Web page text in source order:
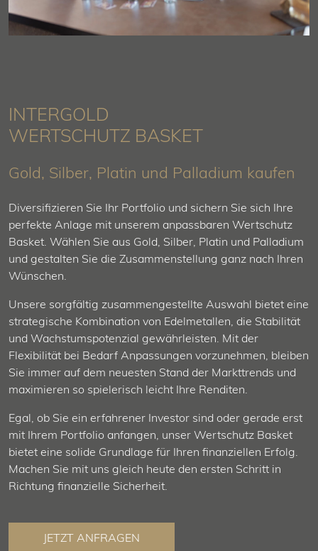
INTERGOLD
WERTSCHUTZ BASKET
Gold, Silber, Platin und Palladium kaufen
Diversifizieren Sie Ihr Portfolio und sichern Sie sich Ihre
perfekte Anlage mit unserem anpassbaren Wertschutz
Basket. Wählen Sie aus Gold, Silber, Platin und Palladium
und gestalten Sie die Zusammenstellung ganz nach Ihren
Wünschen.
Unsere sorgfältig zusammengestellte Auswahl bietet eine
strategische Kombination von Edelmetallen, die Stabilität
und Wachstumspotenzial gewährleisten. Mit der
Flexibilität bei Bedarf Anpassungen vorzunehmen, bleiben
Sie immer auf dem neuesten Stand der Markttrends und
maximieren so spielerisch leicht Ihre Renditen.
Egal, ob Sie ein erfahrener Investor sind oder gerade erst
mit Ihrem Portfolio anfangen, unser Wertschutz Basket
bietet eine solide Grundlage für Ihren finanziellen Erfolg.
Machen Sie mit uns gleich heute den ersten Schritt in
Richtung finanzielle Sicherheit.
JETZT ANFRAGEN